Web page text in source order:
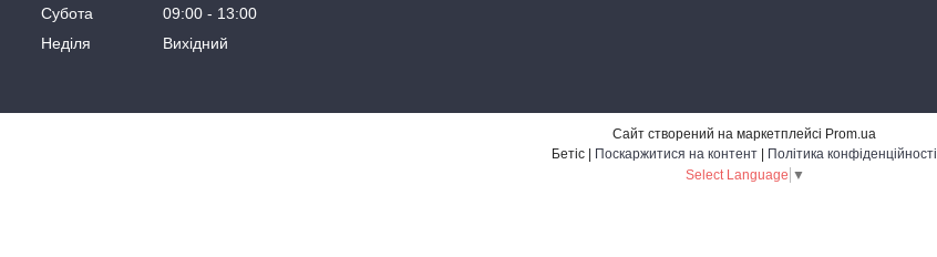
Субота
09:00
13:00
Неділя
Вихідний
Сайт створений на маркетплейсі Prom.ua
Поскаржитися на контент
Політика конфіденційності
Select Language ▼